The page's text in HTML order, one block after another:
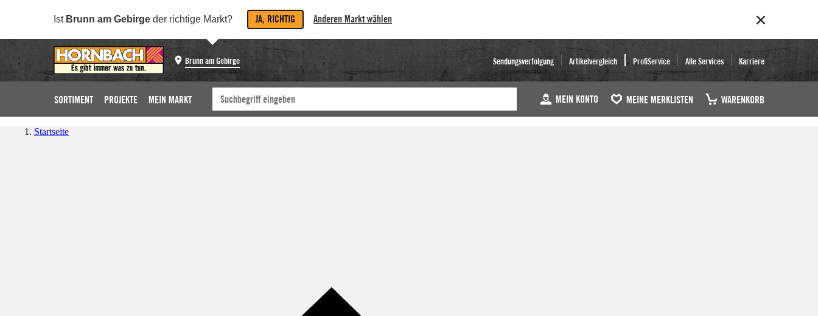
Ist Brunn am Gebirge der richtige Markt? JA, RICHTIG Anderen Markt wählen
Brunn am Gebirge Sendungsverfolgung Artikelvergleich ProfiService Alle Services Karriere
SORTIMENT PROJEKTE MEIN MARKT MEIN KONTO MEINE MERKLISTEN WARENKORB
Startseite